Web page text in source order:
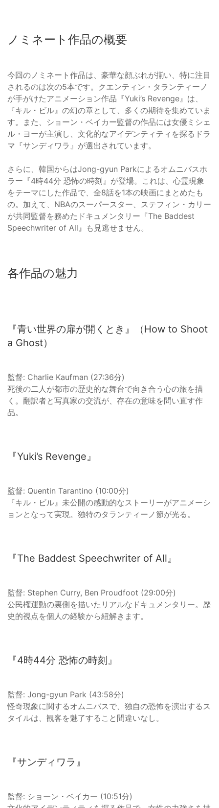
ノミネート作品の概要
今回のノミネート作品は、豪華な顔ぶれが揃い、特に注目
されるのは次の5本です。クエンティン・タランティーノ
が手がけたアニメーション作品『Yuki’s Revenge』は、
『キル・ビル』の幻の章として、多くの期待を集めていま
す。また、ショーン・ベイカー監督の作品には女優ミシェ
ル・ヨーが主演し、文化的なアイデンティティを探るドラ
マ『サンディワラ』が選出されています。
さらに、韓国からはJong-gyun Parkによるオムニバスホ
ラー『4時44分 恐怖の時刻』が登場。これは、心霊現象
をテーマにした作品で、全8話を1本の映画にまとめたも
の。加えて、NBAのスーパースター、ステフィン・カリー
が共同監督を務めたドキュメンタリー『The Baddest
Speechwriter of All』も見逃せません。
各作品の魅力
『青い世界の扉が開くとき』（How to Shoot
a Ghost）
監督: Charlie Kaufman (27:36分)
死後の二人が都市の歴史的な舞台で向き合う心の旅を描
く。翻訳者と写真家の交流が、存在の意味を問い直す作
品。
『Yuki’s Revenge』
監督: Quentin Tarantino (10:00分)
『キル・ビル』未公開の感動的なストーリーがアニメーシ
ョンとなって実現。独特のタランティーノ節が光る。
『The Baddest Speechwriter of All』
監督: Stephen Curry, Ben Proudfoot (29:00分)
公民権運動の裏側を描いたリアルなドキュメンタリー。歴
史的視点を個人の経験から紐解きます。
『4時44分 恐怖の時刻』
監督: Jong-gyun Park (43:58分)
怪奇現象に関するオムニバスで、独自の恐怖を演出するス
タイルは、観客を魅了すること間違いなし。
『サンディワラ』
監督: ショーン・ベイカー (10:51分)